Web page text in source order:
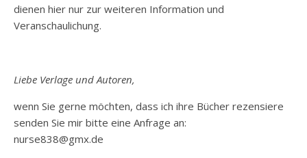
dienen hier nur zur weiteren Information und
Veranschaulichung.
Liebe Verlage und Autoren,
wenn Sie gerne möchten, dass ich ihre Bücher rezensiere
senden Sie mir bitte eine Anfrage an:
nurse838@gmx.de